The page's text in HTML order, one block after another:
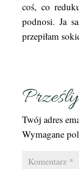
coś, co
podnosi. Ja
przepiłam
Twój adres
Wymagane